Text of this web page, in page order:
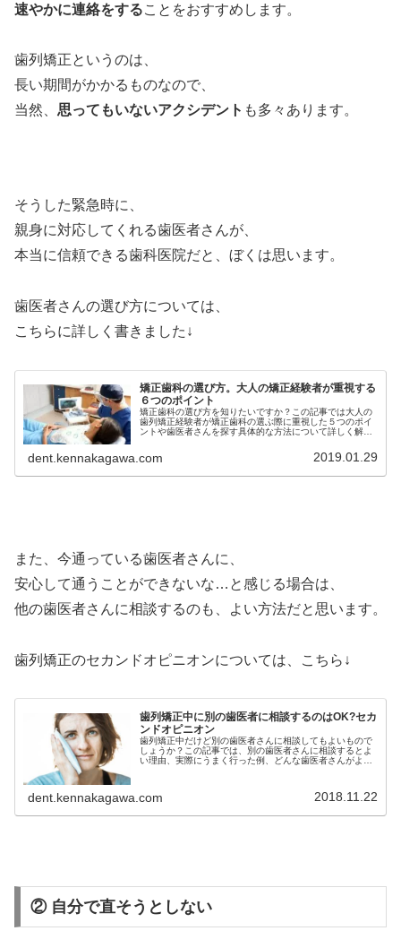
速やかに連絡をすることをおすすめします。
歯列矯正というのは、
長い期間がかかるものなので、
当然、 思ってもいないアクシデント も多々あります。
そうした緊急時に、
親身に対応してくれる歯医者さんが、
本当に信頼できる歯科医院だと、ぼくは思います。
歯医者さんの選び方については、
こちらに詳しく書きました↓
矯正歯科の選び方。大人の矯正経験者が重視する
６つのポイント
矯正歯科の選び方を知りたいですか？この記事では大人の
歯列矯正経験者が矯正歯科の選ぶ際に重視した５つのポイ
ントや歯医者さんを探す具体的な方法について詳しく解説
dent.kennakagawa.com 2019.01.29
また、今通っている歯医者さんに、
安心して通うことができないな…と感じる場合は、
他の歯医者さんに相談するのも、よい方法だと思います。
歯列矯正のセカンドオピニオンについては、こちら↓
歯列矯正中に別の歯医者に相談するのはOK?セカ
ンドオピニオン
歯列矯正中だけど別の歯医者さんに相談してもよいもので
しょうか？この記事では、別の歯医者さんに相談するとよ
い理由、実際にうまく行った例、どんな歯医者さんがよい
dent.kennakagawa.com 2018.11.22
② 自分で直そうとしない